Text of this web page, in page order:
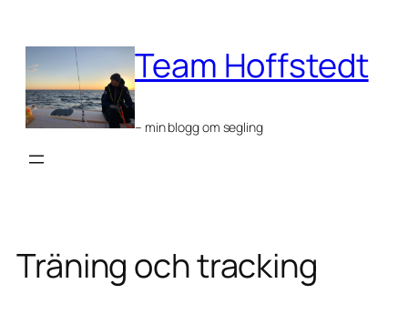
content
Team Hoffstedt
– min blogg om segling
Träning och tracking